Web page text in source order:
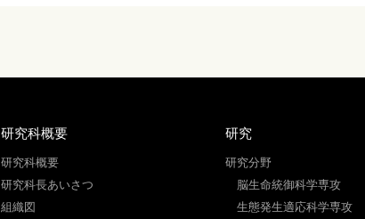
研究科概要
研究科概要
研究科長あいさつ
組織図
研究
研究分野
脳生命統御科学専攻
生態発生適応科学専攻